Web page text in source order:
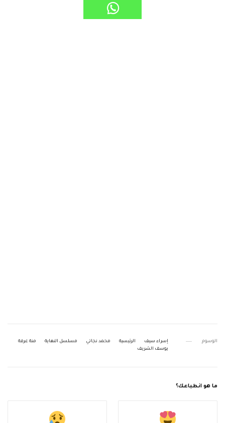
الوسوم إسراء سيف الرئيسية محمد نجاتي مسلسل النهاية
منة عرفة
يوسف الشريف
ما هو انطباعك؟